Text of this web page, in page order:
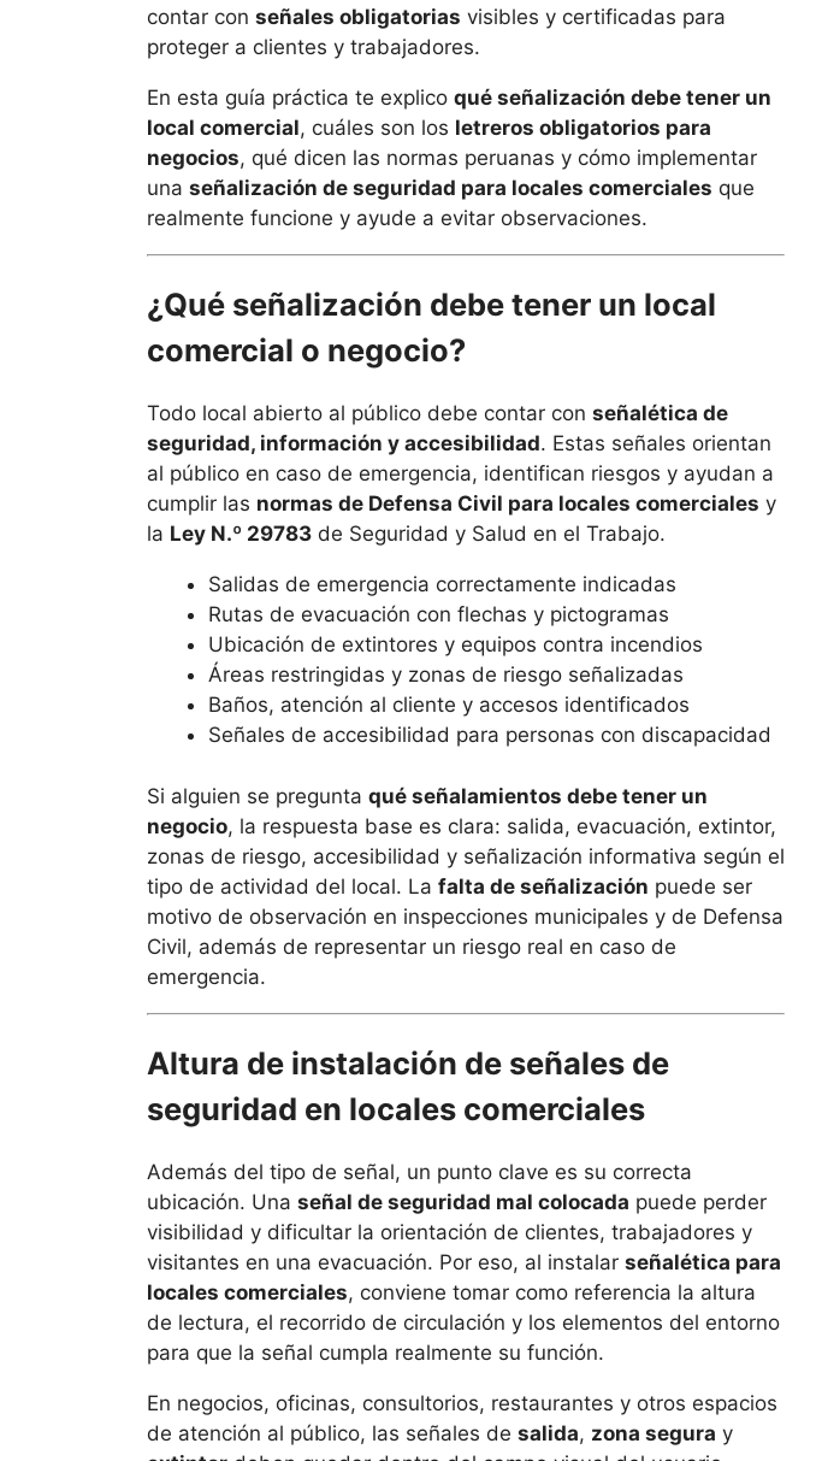
contar con señales obligatorias visibles y certificadas para
proteger a clientes y trabajadores.
En esta guía práctica te explico qué señalización debe tener un
local comercial, cuáles son los letreros obligatorios para
negocios, qué dicen las normas peruanas y cómo implementar
una señalización de seguridad para locales comerciales que
realmente funcione y ayude a evitar observaciones.
¿Qué señalización debe tener un local
comercial o negocio?
Todo local abierto al público debe contar con señalética de
seguridad, información y accesibilidad. Estas señales orientan
al público en caso de emergencia, identifican riesgos y ayudan a
cumplir las normas de Defensa Civil para locales comerciales y
la Ley N.º 29783 de Seguridad y Salud en el Trabajo.
Salidas de emergencia correctamente indicadas
Rutas de evacuación con flechas y pictogramas
Ubicación de extintores y equipos contra incendios
Áreas restringidas y zonas de riesgo señalizadas
Baños, atención al cliente y accesos identificados
Señales de accesibilidad para personas con discapacidad
Si alguien se pregunta qué señalamientos debe tener un
negocio, la respuesta base es clara: salida, evacuación, extintor,
zonas de riesgo, accesibilidad y señalización informativa según el
tipo de actividad del local. La falta de señalización puede ser
motivo de observación en inspecciones municipales y de Defensa
Civil, además de representar un riesgo real en caso de
emergencia.
Altura de instalación de señales de
seguridad en locales comerciales
Además del tipo de señal, un punto clave es su correcta
ubicación. Una señal de seguridad mal colocada puede perder
visibilidad y dificultar la orientación de clientes, trabajadores y
visitantes en una evacuación. Por eso, al instalar señalética para
locales comerciales, conviene tomar como referencia la altura
de lectura, el recorrido de circulación y los elementos del entorno
para que la señal cumpla realmente su función.
En negocios, oficinas, consultorios, restaurantes y otros espacios
de atención al público, las señales de salida, zona segura y